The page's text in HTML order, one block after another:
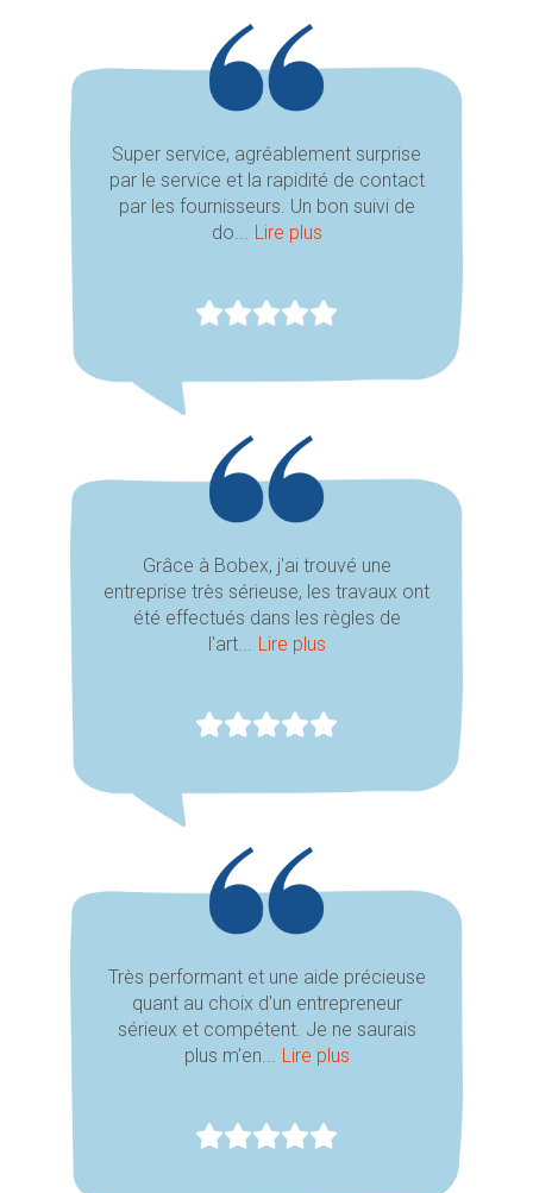
Super service, agréablement surprise
par le service et la rapidité de contact
par les fournisseurs. Un bon suivi de
do... Lire plus
Grâce à Bobex, j'ai trouvé une
entreprise très sérieuse, les travaux ont
été effectués dans les règles de
l'art... Lire plus
Très performant et une aide précieuse
quant au choix d'un entrepreneur
sérieux et compétent. Je ne saurais
plus m'en... Lire plus